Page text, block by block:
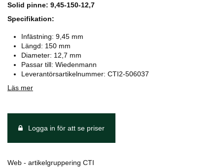
Solid pinne: 9,45-150-12,7
Specifikation:
Infästning: 9,45 mm
Längd: 150 mm
Diameter: 12,7 mm
Passar till: Wiedenmann
Leverantörsartikelnummer: CTI2-506037
Läs mer
Logga in för att se priser
Web - artikelgruppering CTI